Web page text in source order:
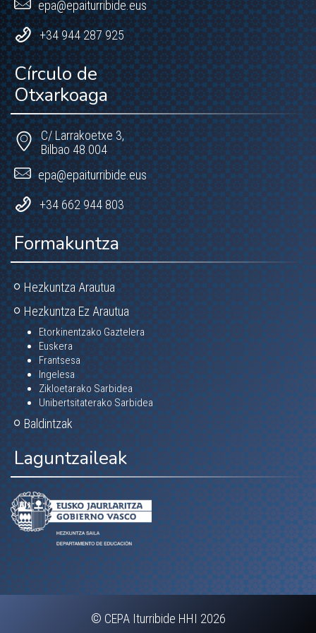
epa@epaiturribide.eus
+34 944 287 925
Círculo de
Otxarkoaga
C/ Larrakoetxe 3,
Bilbao 48.004
epa@epaiturribide.eus
+34 662 944 803
Formakuntza
Hezkuntza Arautua
Hezkuntza Ez Arautua
Etorkinentzako Gaztelera
Euskera
Frantsesa
Ingelesa
Zikloetarako Sarbidea
Unibertsitaterako Sarbidea
Baldintzak
Laguntzaileak
© CEPA Iturribide HHI 2026